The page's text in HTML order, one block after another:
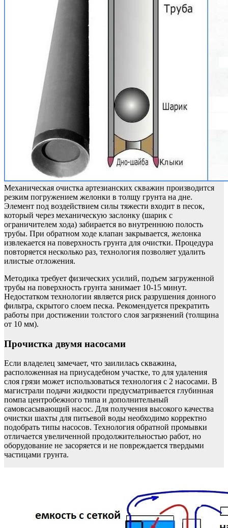
Механическая очистка артезианских скважин производится
резким погружением желонки в толщу грунта на дне.
Элемент под воздействием силы тяжести входит в песок,
который через механическую заслонку (шарик с
ограничителем хода) забирается во внутреннюю полость
трубы. При обратном ходе клапан закрывается, желонка
извлекается на поверхность грунта для очистки. Процедура
повторяется несколько раз, технология позволяет удалить
илистые отложения.
Методика требует физических усилий, подъем загруженной
трубы на поверхность грунта занимает 10-15 минут.
Недостатком технологии является риск разрушения донного
фильтра, скрытого слоем песка. Рекомендуется прекратить
работы при достижении толстого слоя загрязнений (толщина
от 10 мм).
Прочистка двумя насосами
Если владелец замечает, что заилилась скважина,
расположенная на приусадебном участке, то для удаления
слоя грязи может использоваться технология с 2 насосами. В
магистрали подачи жидкости предусматривается глубинная
помпа центробежного типа и дополнительный
самовсасывающий насос. Для получения высокого качества
очистки шахты для питьевой воды необходимо корректно
подобрать типы насосов. Технология обратной промывки
отличается увеличенной продолжительностью работ, но
оборудование не засоряется и не повреждается твердыми
частицами грунта.